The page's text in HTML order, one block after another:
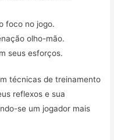
foco no jogo.
olho-mão.
seus esforços.
técnicas de treinamento
reflexos e sua
se um jogador mais